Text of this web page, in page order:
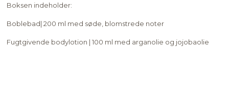
Boksen indeholder:
Boblebad| 200 ml med søde, blomstrede noter
Fugtgivende bodylotion | 100 ml med arganolie og jojobaolie